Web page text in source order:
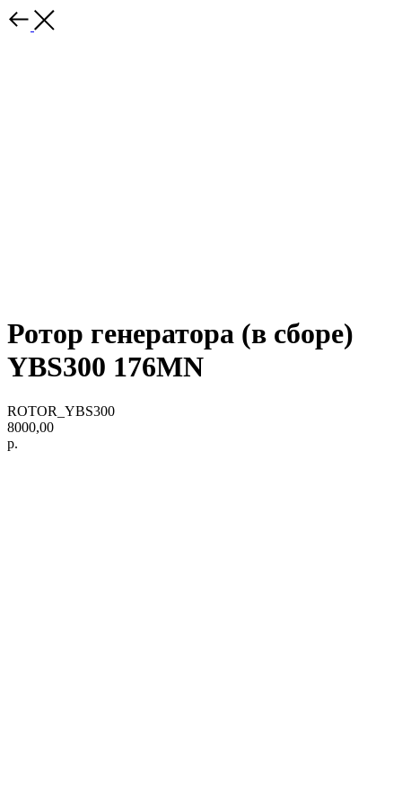
Ротор генератора (в сборе)
YBS300 176MN
ROTOR_YBS300
8000,00
р.